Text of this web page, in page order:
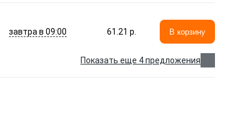
завтра в 09:00 61.21 p. В корзину
Показать еще 4 предложения